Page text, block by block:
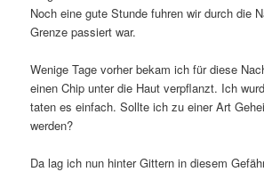
Noch eine gute Stunde fuhren wir durch die
Grenze passiert war.
Wenige Tage vorher bekam ich für diese
einen Chip unter die Haut verpflanzt. Ich
taten es einfach. Sollte ich zu einer Art
werden?
Da lag ich nun hinter Gittern in diesem